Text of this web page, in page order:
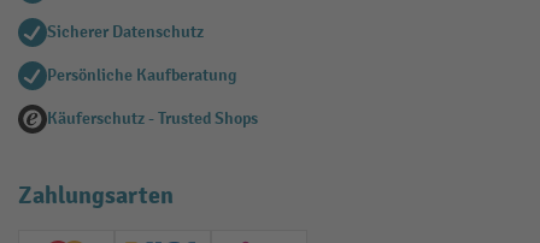
Sicherer Datenschutz
Persönliche Kaufberatung
Käuferschutz - Trusted Shops
Zahlungsarten